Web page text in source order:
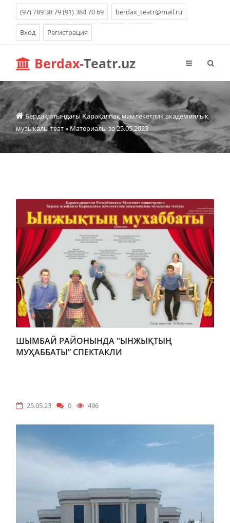
(97) 789 38 79 (91) 384 70 69 berdax_teatr@mail.ru
Вход Регистрация
Berdax-Teatr.uz
Бердақ атындағы Қарақалпақ мəмлекетлик академиялық
музыкалы теат» Материалы за 25.05.2023
ШЫМБАЙ РАЙОНЫНДА "ЫНЖЫҚТЫҢ
МУҲАББАТЫ” СПЕКТАКЛИ
25.05.23 0 496